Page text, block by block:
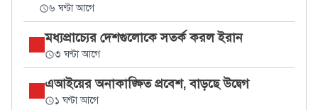
৬ ঘণ্টা আগে
মধ্যপ্রাচ্যের দেশগুলোকে সতর্ক করল ইরান
৩ ঘণ্টা আগে
এআইয়ের অনাকাঙ্ক্ষিত প্রবেশ, বাড়ছে উদ্বেগ
১ ঘণ্টা আগে